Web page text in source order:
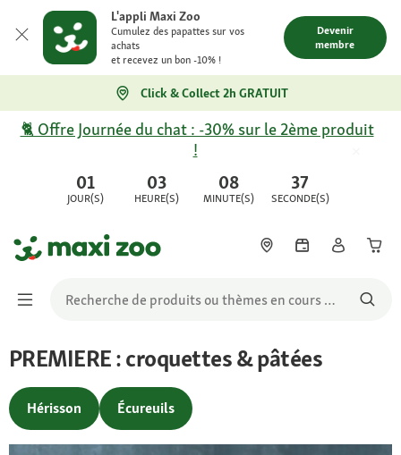
L'appli Maxi Zoo
Cumulez des papattes sur vos
achats
et recevez un bon -10% !
Devenir
membre
Click & Collect 2h GRATUIT
01
JOUR(S)
03
HEURE(S)
08
MINUTE(S)
37
SECONDE(S)
🐈 Offre Journée du chat : -30% sur le 2ème produit
!
PREMIERE : croquettes & pâtées
Hérisson Écureuils